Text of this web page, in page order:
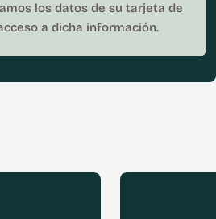
los datos de su tarjeta de
a dicha información.